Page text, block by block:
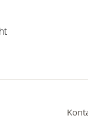
ausdrucken